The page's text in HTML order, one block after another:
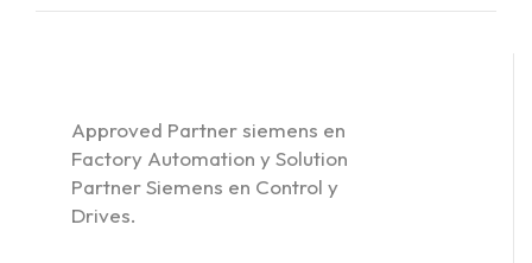
Approved Partner siemens en
Factory Automation y Solution
Partner Siemens en Control y
Drives.